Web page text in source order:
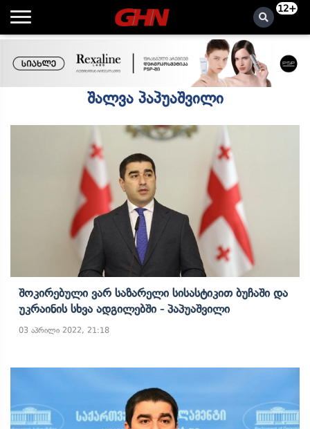
12+
შალვა პაპუაშვილი
Შოკირებული Ვარ Საზარელი Სისასტიკით Ბუჩაში Და
Უკრაინის Სხვა Ადგილებში - Პაპუაშვილი
03 აპრილი 2022, 21:18